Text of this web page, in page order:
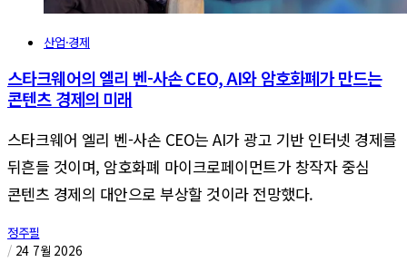
산업·경제
스타크웨어의 엘리 벤-사손 CEO, AI와 암호화폐가 만드는
콘텐츠 경제의 미래
스타크웨어 엘리 벤-사손 CEO는 AI가 광고 기반 인터넷 경제를
뒤흔들 것이며, 암호화폐 마이크로페이먼트가 창작자 중심
콘텐츠 경제의 대안으로 부상할 것이라 전망했다.
정주필
/ 24 7월 2026